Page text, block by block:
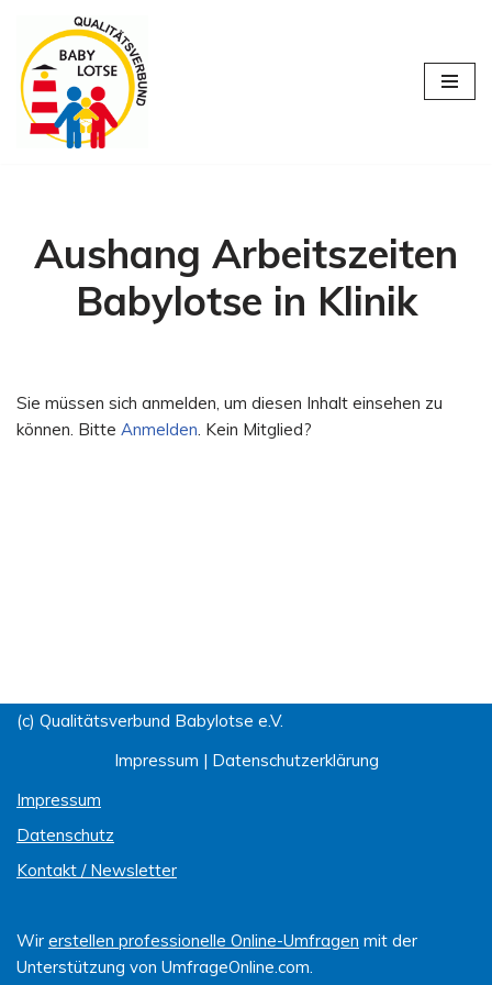
Zum
Inhalt
springen
Aushang Arbeitszeiten
Babylotse in Klinik
Sie müssen sich anmelden, um diesen Inhalt einsehen zu
können. Bitte Anmelden. Kein Mitglied?
(c) Qualitätsverbund Babylotse e.V.
Impressum | Datenschutzerklärung
Impressum
Datenschutz
Kontakt / Newsletter
Wir erstellen professionelle Online-Umfragen mit der
Unterstützung von UmfrageOnline.com.